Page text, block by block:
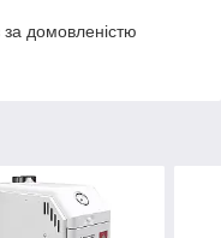
домовленістю